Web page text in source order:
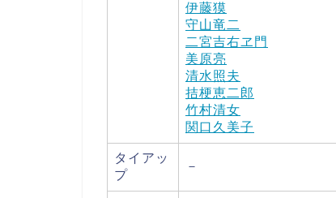
伊藤獏
守山竜二
二宮吉右ヱ門
美原亮
清水照夫
拮梗恵二郎
竹村清女
関口久美子
タイアッ
プ
－